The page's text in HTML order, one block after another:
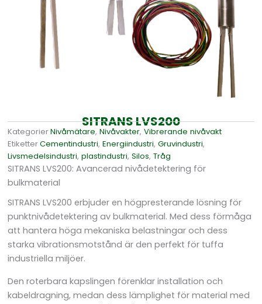
SITRANS LVS200
KategorierNivåmätare,Nivåvakter,Vibrerande nivåvakt
EtiketterCementindustri,Energiindustri,Gruvindustri,
Livsmedelsindustri,plastindustri,Silos,Tråg
SITRANS LVS200: Avancerad nivådetektering för
bulkmaterial
SITRANS LVS200 erbjuder en högpresterande lösning för
punktnivådetektering av bulkmaterial. Med dess förmåga
att hantera höga mekaniska belastningar och dess
starka vibrationsmotstånd är den perfekt för tuffa
industriella miljöer.
Den roterbara kapslingen förenklar installation och
kabeldragning, medan dess lämplighet för material med